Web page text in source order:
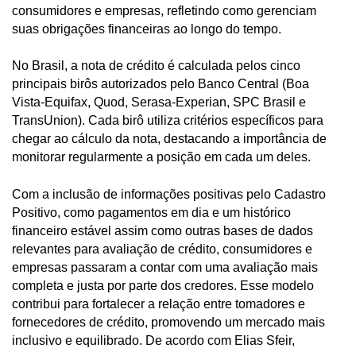
consumidores e empresas, refletindo como gerenciam
suas obrigações financeiras ao longo do tempo.
No Brasil, a nota de crédito é calculada pelos cinco
principais birôs autorizados pelo Banco Central (Boa
Vista-Equifax, Quod, Serasa-Experian, SPC Brasil e
TransUnion). Cada birô utiliza critérios específicos para
chegar ao cálculo da nota, destacando a importância de
monitorar regularmente a posição em cada um deles.
Com a inclusão de informações positivas pelo Cadastro
Positivo, como pagamentos em dia e um histórico
financeiro estável assim como outras bases de dados
relevantes para avaliação de crédito, consumidores e
empresas passaram a contar com uma avaliação mais
completa e justa por parte dos credores. Esse modelo
contribui para fortalecer a relação entre tomadores e
fornecedores de crédito, promovendo um mercado mais
inclusivo e equilibrado. De acordo com Elias Sfeir,